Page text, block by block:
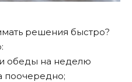
решения быстро?
обеды на неделю
поочередно;